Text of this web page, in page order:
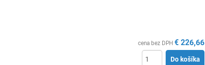
cena bez DPH € 226,66
Do košíka